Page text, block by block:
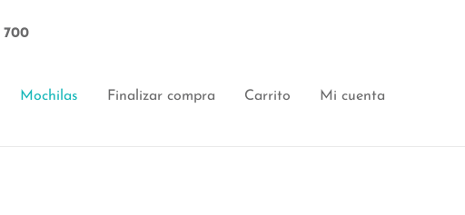
700
Mochilas Finalizar compra Carrito Mi cuenta